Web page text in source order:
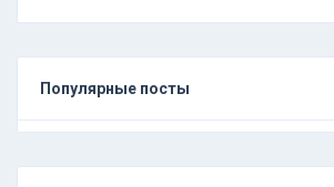
Популярные посты